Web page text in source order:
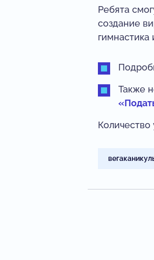
Ребята
создание
гимнастика
Также
Количество